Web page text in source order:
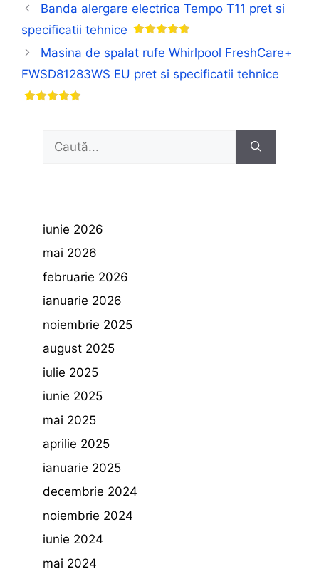
Banda alergare electrica Tempo T11 pret si
specificatii tehnice
Masina de spalat rufe Whirlpool FreshCare+
FWSD81283WS EU pret si specificatii tehnice
după:
iunie 2026
mai 2026
februarie 2026
ianuarie 2026
noiembrie 2025
august 2025
iulie 2025
iunie 2025
mai 2025
aprilie 2025
ianuarie 2025
decembrie 2024
noiembrie 2024
iunie 2024
mai 2024